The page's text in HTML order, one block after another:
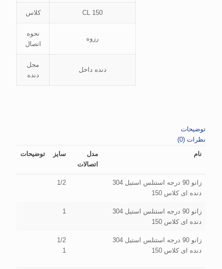
CL 150 کلاس
رزوه
نحوه
اتصال
دنده داخل
محل
دنده
توضیحات
نظرات (0)
نام
مدل
اتصالات
سایز توضیحات
زانو 90 درجه استنلس استیل 304
دنده ای کلاس 150
1/2
زانو 90 درجه استنلس استیل 304
دنده ای کلاس 150
1
زانو 90 درجه استنلس استیل 304
دنده ای کلاس 150
1/2
1